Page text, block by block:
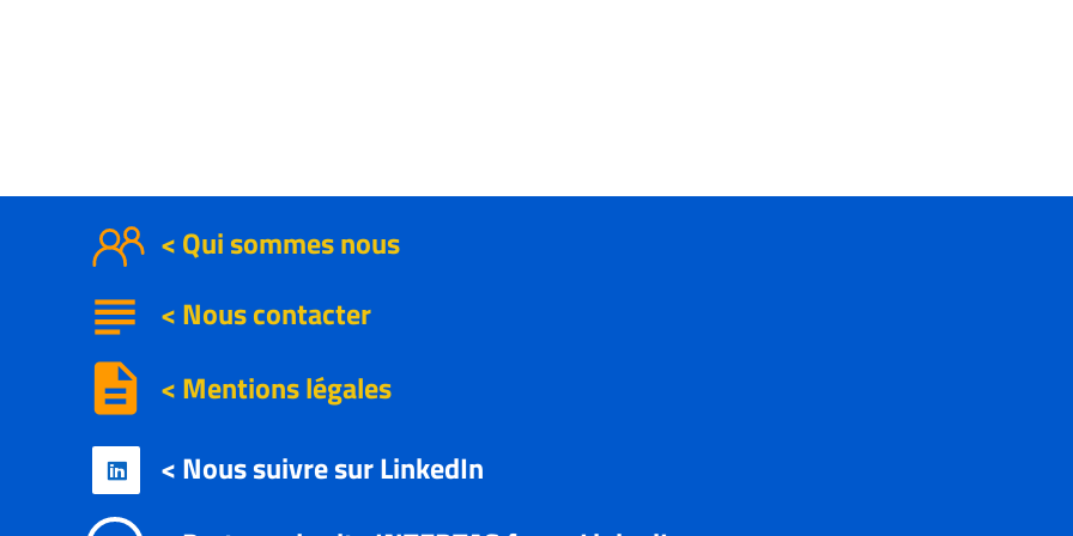

< Nous suivre sur LinkedIn
< Qui sommes nous
< Mentions légales
description
<Nous contacter
subject